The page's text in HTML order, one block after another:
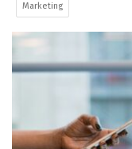
Marketing
a